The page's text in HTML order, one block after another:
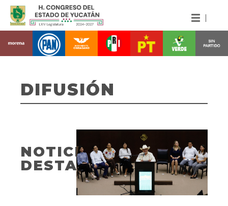
DIFUSIÓN
NOTICIAS
DESTACADAS